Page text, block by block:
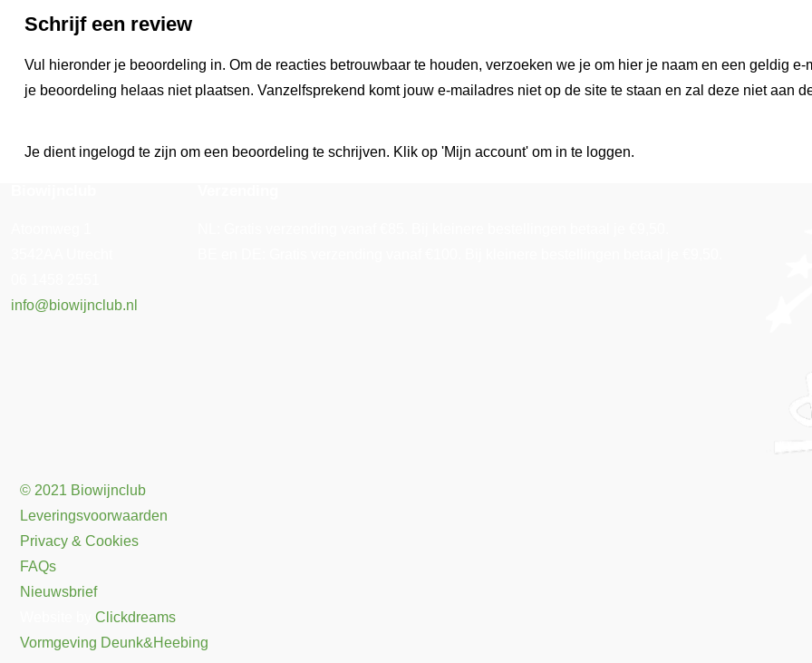
Schrijf een review
Vul hieronder je beoordeling in. Om de reacties betrouwbaar te houden, verzoeken we je om hier je naam en een geldig
je beoordeling helaas niet plaatsen. Vanzelfsprekend komt jouw e-mailadres niet op de site te staan en zal deze niet aan
Je dient ingelogd te zijn om een beoordeling te schrijven. Klik op 'Mijn account' om in te loggen.
info@biowijnclub.nl
© 2021 Biowijnclub
Leveringsvoorwaarden
Privacy & Cookies
FAQs
Nieuwsbrief
Clickdreams
Vormgeving Deunk&Heebing